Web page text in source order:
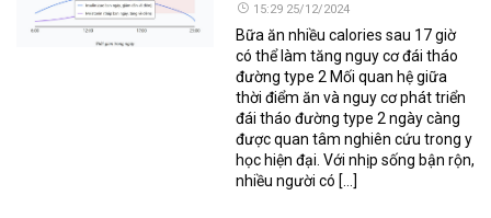
15:29 25/12/2024
Bữa ăn nhiều calories sau 17 giờ
có thể làm tăng nguy cơ đái tháo
đường type 2 Mối quan hệ giữa
thời điểm ăn và nguy cơ phát triển
đái tháo đường type 2 ngày càng
được quan tâm nghiên cứu trong y
học hiện đại. Với nhịp sống bận rộn,
nhiều người có […]